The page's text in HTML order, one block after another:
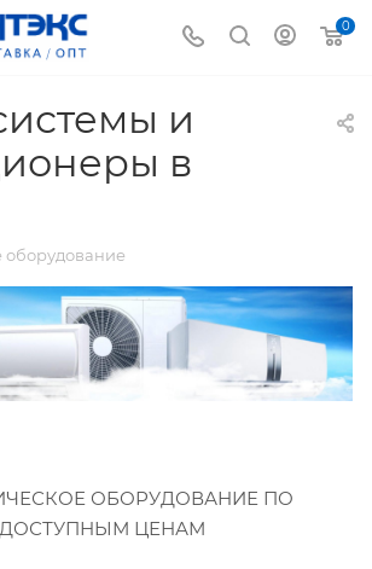
0
и
в
оборудование
ОБОРУДОВАНИЕ ПО
ДОСТУПНЫМ ЦЕНАМ